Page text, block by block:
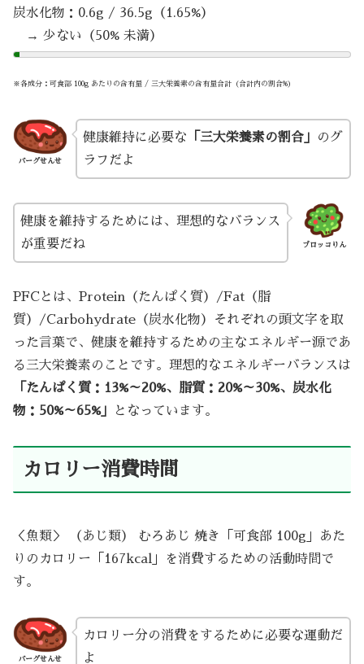
炭水化物：0.6g / 36.5g（1.65%）
→ 少ない（50% 未満）
※各成分：可食部 100g あたりの含有量 / 三大栄養素の含有量合計（合計内の割合%）
バーグせんせ
健康維持に必要な 「三大栄養素の割合」
のグ
ラフだよ
ブロッコりん
健康を維持するためには、理想的なバランス
が重要だね
PFCとは、Protein（たんぱく質）/Fat（脂
質）/Carbohydrate（炭水化物）それぞれの頭文字を取
った言葉で、健康を維持するための主なエネルギー源であ
る三大栄養素のことです。理想的なエネルギーバランスは
「たんぱく質：13%～20%、脂質：20%～30%、炭水化
物：50%～65%」
となっています。
カロリー消費時間
＜魚類＞ （あじ類） むろあじ 焼き「可食部 100g」あた
りのカロリー「167kcal」を消費するための活動時間で
す。
バーグせんせ
カロリー分の消費をするために必要な運動だ
よ